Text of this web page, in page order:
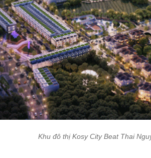
Khu đô thị Kosy City Beat Thai